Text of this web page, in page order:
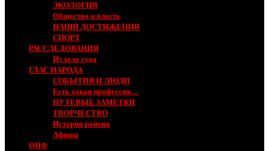
ЭКОЛОГИЯ
Общество и власть
НАШИ ДОСТИЖЕНИЯ
СПОРТ
РАССЛЕДОВАНИЯ
Из зала суда
ГЛАС НАРОДА
СОБЫТИЯ И ЛЮДИ
Есть такая профессия…
ПУТЕВЫЕ ЗАМЕТКИ
ТВОРЧЕСТВО
История района
Афиша
ОНФ